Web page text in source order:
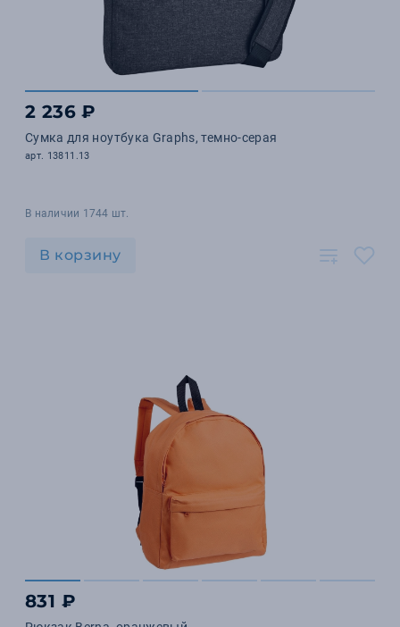
2 236 ₽
Сумка для ноутбука Graphs, темно-серая
арт. 13811.13
В наличии 1744 шт.
В корзину
831 ₽